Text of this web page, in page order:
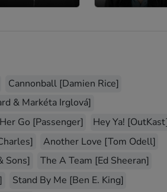
nur mich, sondern auch alle meine Gäste in
blieben. Er war sehr lustig, ging auf das
Ende wollte ihn keiner mehr gehen
Anniversaire
28.04.2025
wirklich gelungene Überraschung und
dass Jules unser Fest so professionell
hat.
Cannonball [Damien Rice]
& Markéta Irglová]
Go [Passenger]
Hey Ya!
Another Love [Tom Odell]
Sons]
The A Team [Ed Sheeran]
Stand By Me [Ben E. King]